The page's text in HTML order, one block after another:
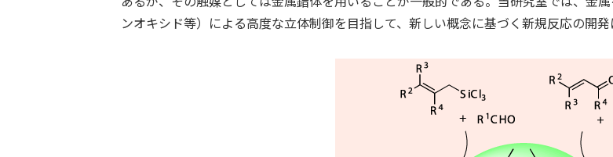
ンオキシド等）による高度な立体制御を目指して、新しい概念に基づく新規反応の開発